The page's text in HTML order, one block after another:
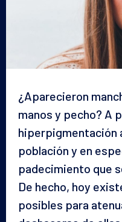
¿Aparecieron
manos y pecho? A
hiperpigmentación
población y en
padecimiento que
De hecho, hoy
posibles para